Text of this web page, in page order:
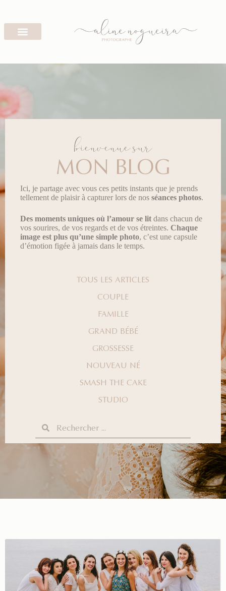
TOUS LES ARTICLES
COUPLE
FAMILLE
GRAND BÉBÉ
GROSSESSE
NOUVEAU NÉ
SMASH THE CAKE
STUDIO
bienvenue sur
MON BLOG
Ici, je partage avec vous ces petits instants que je prends
tellement de plaisir à capturer lors de nos séances photos.
Des moments uniques où l’amour se lit dans chacun de
vos sourires, de vos regards et de vos étreintes. Chaque
image est plus qu’une simple photo, c’est une capsule
d’émotion figée à jamais dans le temps.